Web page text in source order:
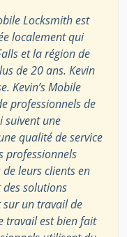
Locksmith est
localement qui
et la région de
de 20 ans. Kevin
Kevin’s Mobile
professionnels de
suivent une
qualité de service
professionnels
leurs clients en
solutions
sur un travail de
travail est bien fait